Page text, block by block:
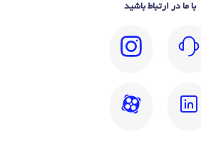
با ما در ارتباط باشید